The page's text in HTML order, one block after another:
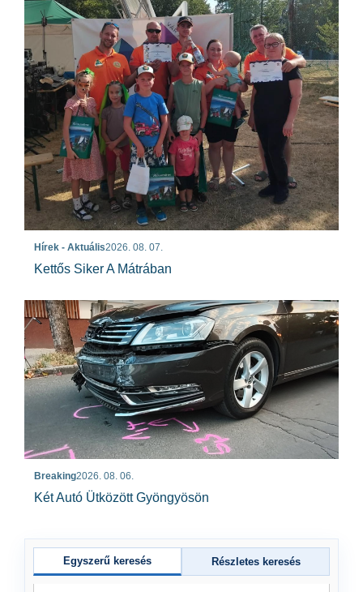
Hírek - Aktuális2026. 08. 07.
Kettős Siker A Mátrában
Breaking2026. 08. 06.
Két Autó Ütközött Gyöngyösön
Egyszerű keresés Részletes keresés